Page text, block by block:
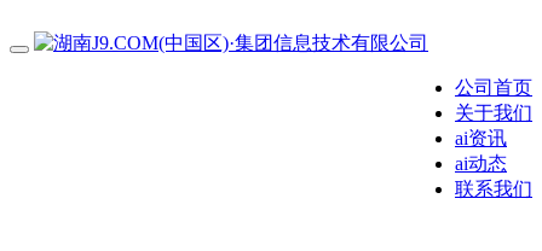
公司首页
关于我们
ai资讯
ai动态
联系我们